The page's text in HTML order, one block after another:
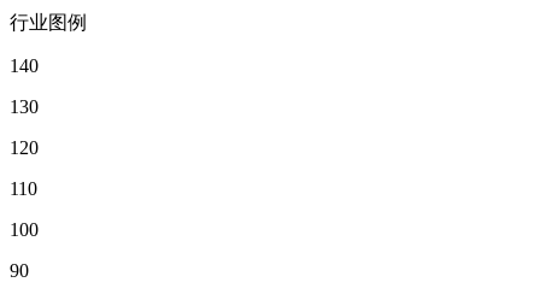
行业图例
140
130
120
110
100
90